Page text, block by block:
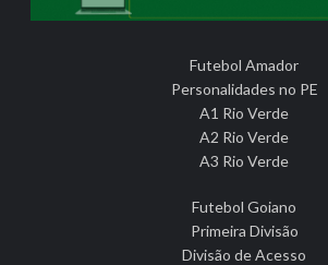
Futebol Amador
Personalidades no PE
A1 Rio Verde
A2 Rio Verde
A3 Rio Verde
Futebol Goiano
Primeira Divisão
Divisão de Acesso